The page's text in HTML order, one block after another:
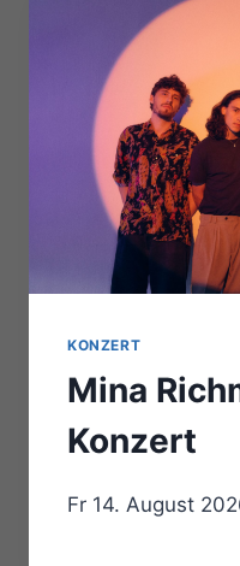
KONZERT
Mina
Konzert
Fr 14. August